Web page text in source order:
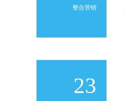
整合营销
23